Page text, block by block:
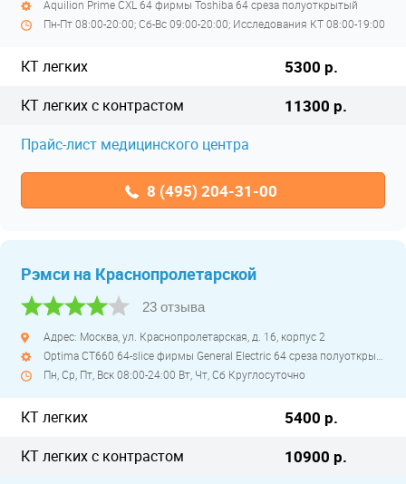
Aquilion Primе CXL 64 фирмы Toshiba 64 среза полуоткрытый
Пн-Пт 08:00-20:00; Сб-Вс 09:00-20:00; Исследования КТ 08:00-19:00
КТ легких 5300 р.
КТ легких с контрастом 11300 р.
Прайс-лист медицинского центра
8 (495) 204-31-00
Рэмси на Краснопролетарской
23 отзыва
Адрес: Москва, ул. Краснопролетарская, д. 16, корпус 2
Пн, Ср, Пт, Вск 08:00-24:00 Вт, Чт, Сб Круглосуточно
КТ легких 5400 р.
КТ легких с контрастом 10900 р.